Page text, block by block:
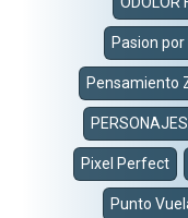
Pasion
Pensamiento
PERSONAJES
Pixel Perfect
Punto